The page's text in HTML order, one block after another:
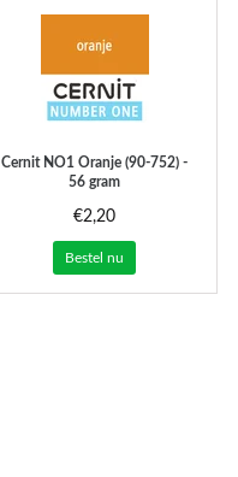
CernitNO1 Oranje (90-752) -
56 gram
€2,20
Bestel nu